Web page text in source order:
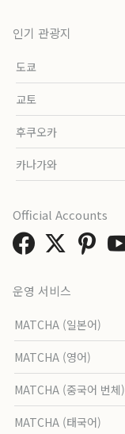
인기 관광지
도쿄
교토
후쿠오카
카나가와
운영 서비스
MATCHA (일본어)
MATCHA (영어)
MATCHA (중국어 번체)
MATCHA (태국어)
Official Accounts